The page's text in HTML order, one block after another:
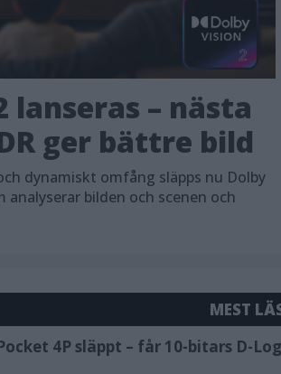
lanseras – nästa
ger bättre bild
dynamiskt omfång släpps nu Dolby
bilden och scenen och
MEST
4P släppt – får 10-bitars D-